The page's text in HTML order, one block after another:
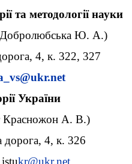
та методології науки
Добролюбська Ю. А.)
4, к. 322, 327
України
Красножон А. В.)
дорога, 4, к. 326
kr@ukr.net